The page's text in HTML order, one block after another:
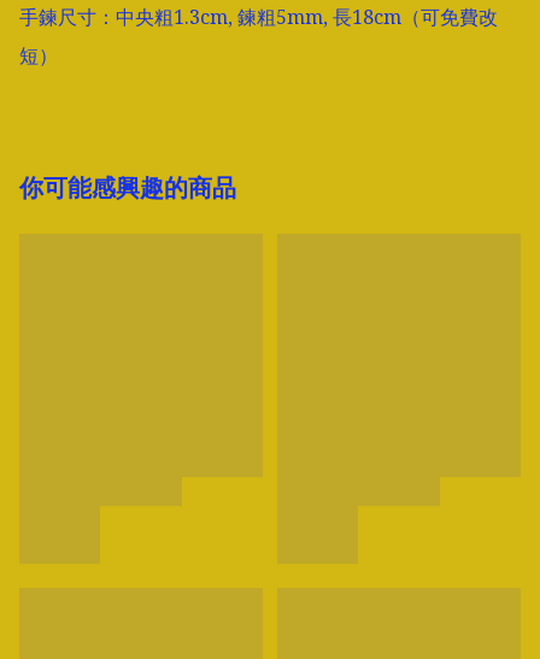
手鍊尺寸：中央粗1.3cm, 鍊粗5mm, 長18cm（可免費改
短）
你可能感興趣的商品